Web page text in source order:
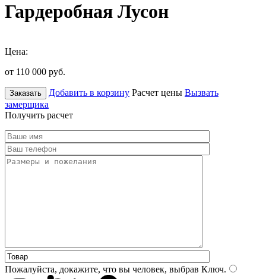
Гардеробная Лусон
Цена:
от 110 000 руб.
Заказать Добавить в корзину Расчет цены Вызвать
замерщика
Получить расчет
Пожалуйста, докажите, что вы человек, выбрав Ключ.